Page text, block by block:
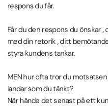
respons du får.
Får du den respons du önskar
med din retorik , ditt
styra kundens tankar.
MEN hur ofta tror du
landar som du tänkt?
När hände det senast på ett